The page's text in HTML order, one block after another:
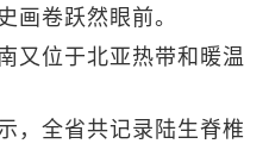
画卷跃然眼前。
位于北亚热带和暖温
全省共记录陆生脊椎